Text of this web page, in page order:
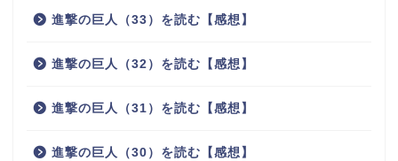
進撃の巨人（33）を読む【感想】
進撃の巨人（32）を読む【感想】
進撃の巨人（31）を読む【感想】
進撃の巨人（30）を読む【感想】